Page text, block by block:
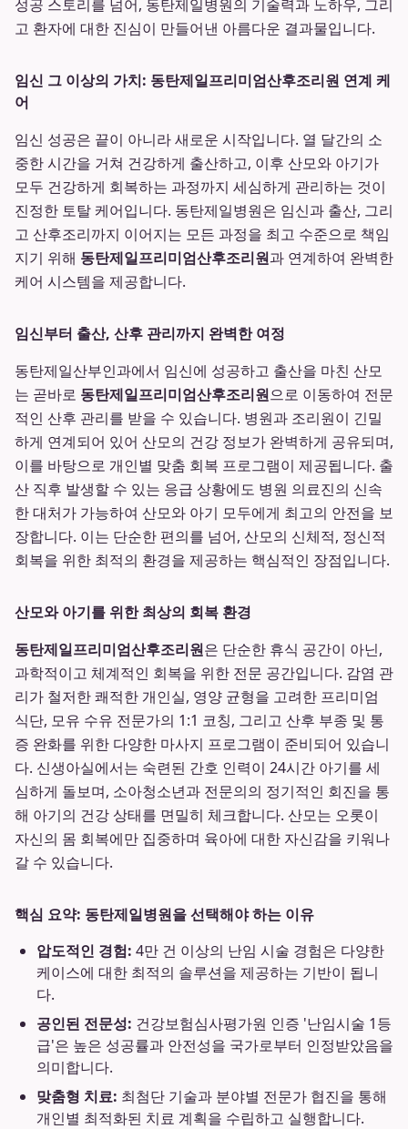
성공 스토리를 넘어, 동탄제일병원의 기술력과 노하우, 그리
고 환자에 대한 진심이 만들어낸 아름다운 결과물입니다.
임신 그 이상의 가치: 동탄제일프리미엄산후조리원 연계 케
어
임신 성공은 끝이 아니라 새로운 시작입니다. 열 달간의 소
중한 시간을 거쳐 건강하게 출산하고, 이후 산모와 아기가
모두 건강하게 회복하는 과정까지 세심하게 관리하는 것이
진정한 토탈 케어입니다. 동탄제일병원은 임신과 출산, 그리
고 산후조리까지 이어지는 모든 과정을 최고 수준으로 책임
지기 위해 동탄제일프리미엄산후조리원과 연계하여 완벽한
케어 시스템을 제공합니다.
임신부터 출산, 산후 관리까지 완벽한 여정
동탄제일산부인과에서 임신에 성공하고 출산을 마친 산모
는 곧바로 동탄제일프리미엄산후조리원으로 이동하여 전문
적인 산후 관리를 받을 수 있습니다. 병원과 조리원이 긴밀
하게 연계되어 있어 산모의 건강 정보가 완벽하게 공유되며,
이를 바탕으로 개인별 맞춤 회복 프로그램이 제공됩니다. 출
산 직후 발생할 수 있는 응급 상황에도 병원 의료진의 신속
한 대처가 가능하여 산모와 아기 모두에게 최고의 안전을 보
장합니다. 이는 단순한 편의를 넘어, 산모의 신체적, 정신적
회복을 위한 최적의 환경을 제공하는 핵심적인 장점입니다.
산모와 아기를 위한 최상의 회복 환경
동탄제일프리미엄산후조리원은 단순한 휴식 공간이 아닌,
과학적이고 체계적인 회복을 위한 전문 공간입니다. 감염 관
리가 철저한 쾌적한 개인실, 영양 균형을 고려한 프리미엄
식단, 모유 수유 전문가의 1:1 코칭, 그리고 산후 부종 및 통
증 완화를 위한 다양한 마사지 프로그램이 준비되어 있습니
다. 신생아실에서는 숙련된 간호 인력이 24시간 아기를 세
심하게 돌보며, 소아청소년과 전문의의 정기적인 회진을 통
해 아기의 건강 상태를 면밀히 체크합니다. 산모는 오롯이
자신의 몸 회복에만 집중하며 육아에 대한 자신감을 키워나
갈 수 있습니다.
핵심 요약: 동탄제일병원을 선택해야 하는 이유
압도적인 경험: 4만 건 이상의 난임 시술 경험은 다양한
케이스에 대한 최적의 솔루션을 제공하는 기반이 됩니
다.
공인된 전문성: 건강보험심사평가원 인증 '난임시술 1등
급'은 높은 성공률과 안전성을 국가로부터 인정받았음을
의미합니다.
맞춤형 치료: 최첨단 기술과 분야별 전문가 협진을 통해
개인별 최적화된 치료 계획을 수립하고 실행합니다.